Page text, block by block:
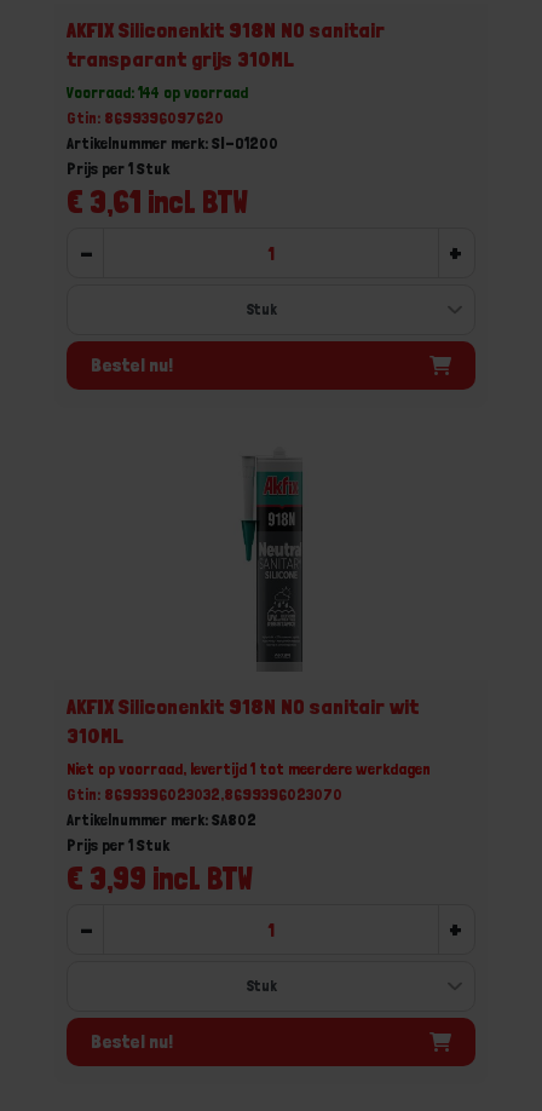
AKFIX Siliconenkit 918N NO sanitair
transparant grijs 310ML
Voorraad: 144 op voorraad
Gtin: 8699396097620
Artikelnummer merk: SI-O1200
€ 3,61 incl. BTW
Prijs per 1 Stuk
- +
Bestel nu!
AKFIX Siliconenkit 918N NO sanitair wit
310ML
Niet op voorraad, levertijd 1 tot meerdere werkdagen
Gtin: 8699396023032,8699396023070
Artikelnummer merk: SA802
€ 3,99 incl. BTW
Prijs per 1 Stuk
- +
Bestel nu!